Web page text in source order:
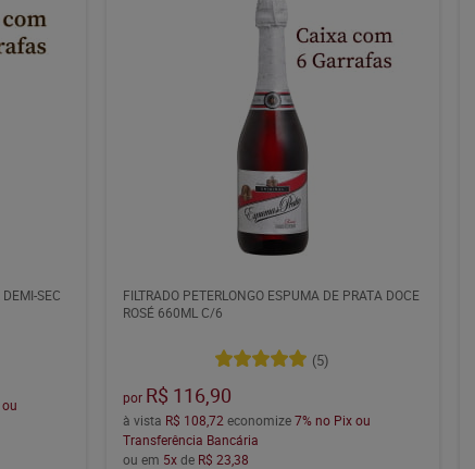
SEC
FILTRADO PETERLONGO ESPUMA DE PRATA DOCE
ROSÉ 660ML C/6
(5)
por R$ 116,90
à vista R$ 108,72 economize7% no Pix ou
Transferência Bancária
ou em 5xde R$ 23,38